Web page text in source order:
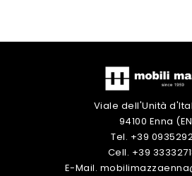
Viale dell'Unità
94100 Enna
Tel. +39
Cell. +39
E-Mail.